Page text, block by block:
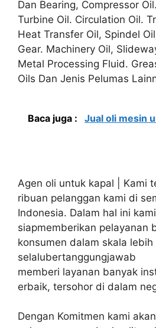
Dan Bearing, Compressor
Turbine Oil. Circulation Oil.
Heat Transfer Oil, Spindel
Gear. Machinery Oil,
Metal Processing Fluid.
Oils Dan Jenis Pelumas
Baca juga : Jual oli mesin
Agen oli untuk kapal | Kami
ribuan pelanggan kami di
Indonesia. Dalam hal ini kami
siapmemberikan pelayanan
konsumen dalam skala
selalubertanggungjawab
memberi layanan banyak
erbaik, tersohor di dalam
Dengan Komitmen kami